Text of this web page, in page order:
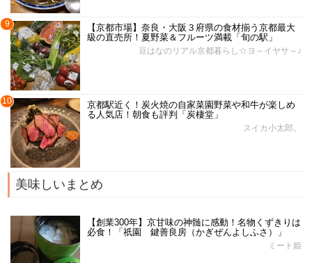
9
【京都市場】奈良・大阪３府県の食材揃う京都最大
級の直売所！夏野菜＆フルーツ満載「旬の駅」
豆はなのリアル京都暮らし☆ヨ～イヤサ～♪
10
京都駅近く！炭火焼の自家菜園野菜や和牛が楽しめ
る人気店！朝食も評判「炭棲堂」
スイカ小太郎。
美味しいまとめ
【創業300年】京甘味の神髄に感動！名物くずきりは
必食！「祇園 鍵善良房（かぎぜんよしふさ）」
ミート姫